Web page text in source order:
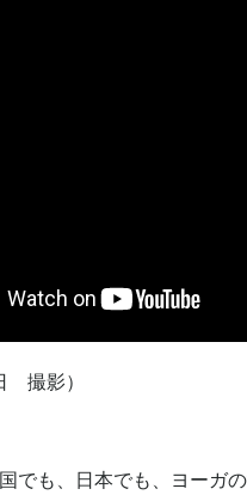
撮影）
でも、日本でも、ヨーガ